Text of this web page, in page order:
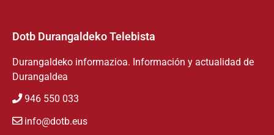
Dotb Durangaldeko Telebista
Durangaldeko informazioa. Información y actualidad de
Durangaldea
946 550 033
info@dotb.eus